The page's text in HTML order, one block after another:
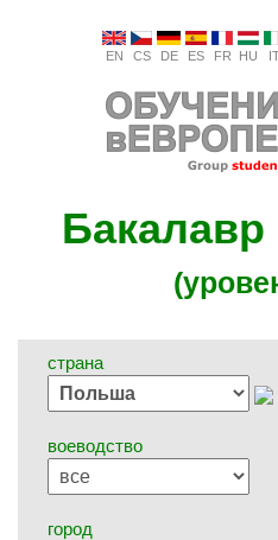
EN CS DE ES FR HU
страна
воеводство
город